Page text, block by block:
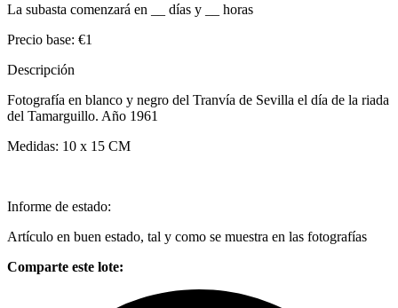
La subasta comenzará en días y
horas
Precio base: €1
Descripción
Fotografía en blanco y negro del Tranvía de Sevilla el día de la riada
del Tamarguillo. Año 1961
Medidas: 10 x 15 CM
Informe de estado:
Artículo en buen estado, tal y como se muestra en las fotografías
Comparte este lote: